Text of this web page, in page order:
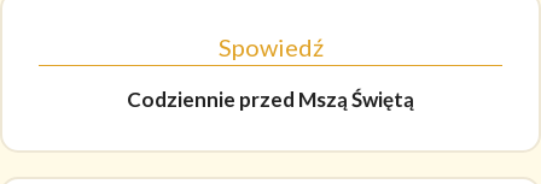
Spowiedź
Codziennie przed Mszą Świętą